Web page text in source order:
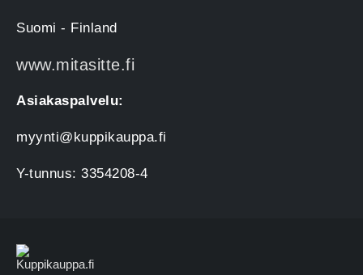
Suomi - Finland
www.mitasitte.fi
Asiakaspalvelu:
myynti@kuppikauppa.fi
Y-tunnus: 3354208-4